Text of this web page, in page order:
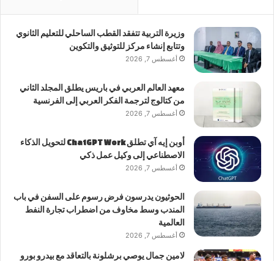
وزيرة التربية تتفقد القطب الساحلي للتعليم الثانوي
وتتابع إنشاء مركز للتوثيق والتكوين
أغسطس 7, 2026
معهد العالم العربي في باريس يطلق المجلد الثاني
من كتالوج لترجمة الفكر العربي إلى الفرنسية
أغسطس 7, 2026
أوبن إيه آي تطلق ChatGPT Work لتحويل الذكاء
الاصطناعي إلى وكيل عمل ذكي
أغسطس 7, 2026
الحوثيون يدرسون فرض رسوم على السفن في باب
المندب وسط مخاوف من اضطراب تجارة النفط
العالمية
أغسطس 7, 2026
لامين جمال يوصي برشلونة بالتعاقد مع بيدرو بورو